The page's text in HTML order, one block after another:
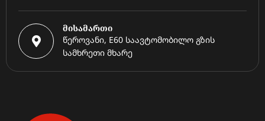
მისამართი
წეროვანი, E60 საავტომობილო გზის
სამხრეთი მხარე